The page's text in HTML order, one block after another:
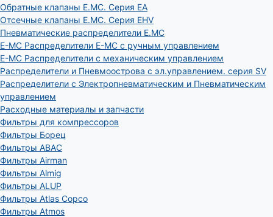
Обратные клапаны E.MC. Серия EA
Отсечные клапаны E.MC. Серия EHV
Пневматические распределители E.MC
E-MC Распределители E-MC с ручным управлением
E-MC Распределители с механическим управлением
Распределители и Пневмоострова с эл.управлением. серия SV
Распределители с Электропневматическим и Пневматическим
управлением
Расходные материалы и запчасти
Фильтры для компрессоров
Фильтры Борец
Фильтры ABAC
Фильтры Airman
Фильтры Almig
Фильтры ALUP
Фильтры Atlas Copco
Фильтры Atmos